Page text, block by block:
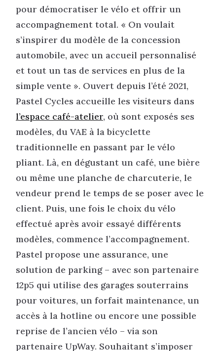
pour démocratiser le vélo et offrir un
accompagnement total. « On voulait
s’inspirer du modèle de la concession
automobile, avec un accueil personnalisé
et tout un tas de services en plus de la
simple vente ». Ouvert depuis l’été 2021,
Pastel Cycles accueille les visiteurs dans
l’espace café-atelier, où sont exposés ses
modèles, du VAE à la bicyclette
traditionnelle en passant par le vélo
pliant. Là, en dégustant un café, une bière
ou même une planche de charcuterie, le
vendeur prend le temps de se poser avec le
client. Puis, une fois le choix du vélo
effectué après avoir essayé différents
modèles, commence l’accompagnement.
Pastel propose une assurance, une
solution de parking – avec son partenaire
12p5 qui utilise des garages souterrains
pour voitures, un forfait maintenance, un
accès à la hotline ou encore une possible
reprise de l’ancien vélo – via son
partenaire UpWay. Souhaitant s’imposer